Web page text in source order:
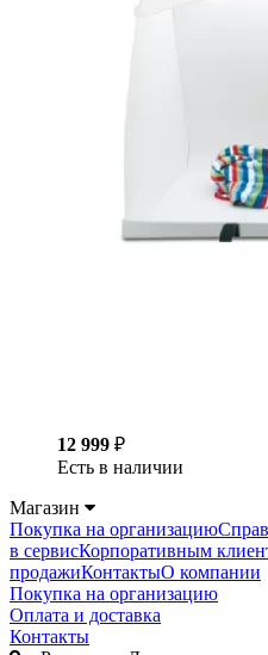
12 999 ₽
Есть в наличии
Магазин
Покупка на организацию
в сервисКорпоративным
продажиКонтактыО компании
Покупка на организацию
Оплата и доставка
Контакты